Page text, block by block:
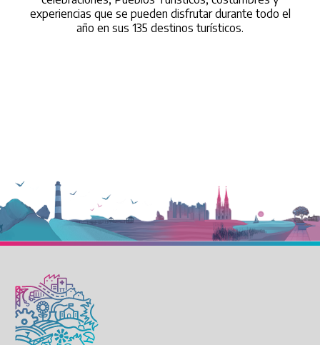
experiencias que se pueden disfrutar durante todo el
año en sus 135 destinos turísticos.